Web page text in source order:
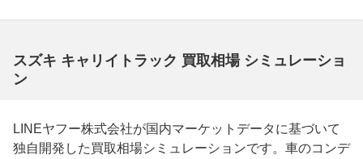
スズキ キャリイトラック 買取相場 シミュレーショ
ン
LINEヤフー株式会社が国内マーケットデータに基づいて
独自開発した買取相場シミュレーションです。車のコンデ